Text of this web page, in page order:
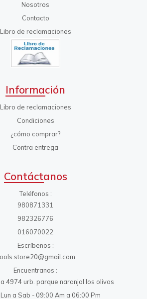
Nosotros
Contacto
Libro de reclamaciones
Información
Libro de reclamaciones
Condiciones
¿cómo comprar?
Contra entrega
Contáctanos
Teléfonos
980871331
982326776
016070022
Escríbenos
Encuentranos
4974 urb. parque naranjal los olivos
a Sab - 09:00 Am a 06:00 Pm